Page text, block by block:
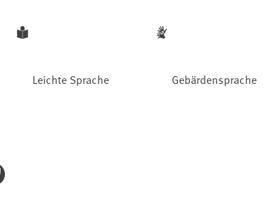
Leichte Sprache Gebärdensprache